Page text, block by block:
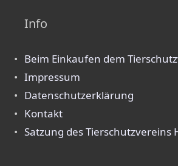
Info
Beim Einkaufen dem
Impressum
Datenschutzerklärung
Kontakt
Satzung des Tierschutzvereins